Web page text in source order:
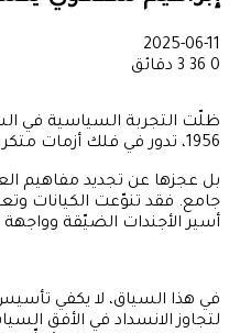
2025-06-11
0
3 دقائق
ظلّت التجربة السياسية في
1956، تدور في فلك أزمات متكررة، لم يكن سببها غياب الأحزاب.
بل عجزها عن تجديد مفاهيم
جامع. فقد تنوّعت الكيانات
أسير الأجندات الضيّقة
في هذا السياق، لا يكفي
لتجاوز الانسداد في الأفق